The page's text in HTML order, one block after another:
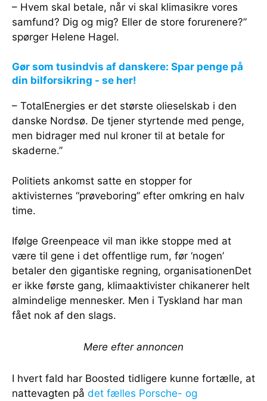
– Hvem skal betale, når vi skal klimasikre vores
samfund? Dig og mig? Eller de store forurenere?”
spørger Helene Hagel.
Gør som tusindvis af danskere: Spar penge på
din bilforsikring - se her!
– TotalEnergies er det største olieselskab i den
danske Nordsø. De tjener styrtende med penge,
men bidrager med nul kroner til at betale for
skaderne.”
Politiets ankomst satte en stopper for
aktivisternes “prøveboring” efter omkring en halv
time.
Ifølge Greenpeace vil man ikke stoppe med at
være til gene i det offentlige rum, før ‘nogen’
betaler den gigantiske regning, organisationenDet
er ikke første gang, klimaaktivister chikanerer helt
almindelige mennesker. Men i Tyskland har man
fået nok af den slags.
Mere efter annoncen
I hvert fald har Boosted tidligere kunne fortælle, at
nattevagten på det fælles Porsche- og